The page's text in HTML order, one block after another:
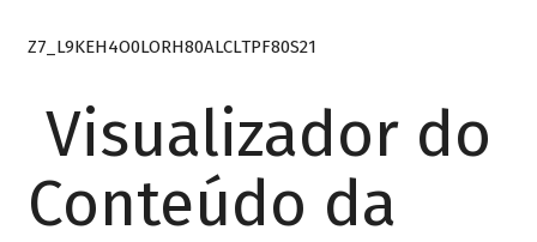
Z7_L9KEH4O0LORH80ALCLTPF80S21
Visualizador do
Conteúdo da